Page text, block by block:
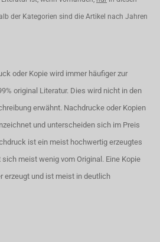
der Kategorien sind die Artikel nach Jahren
oder Kopie wird immer häufiger zur
original Literatur. Dies wird nicht in den
erwähnt. Nachdrucke oder Kopien
und unterscheiden sich im Preis
ist ein meist hochwertig erzeugtes
meist wenig vom Original. Eine Kopie
erzeugt und ist meist in deutlich